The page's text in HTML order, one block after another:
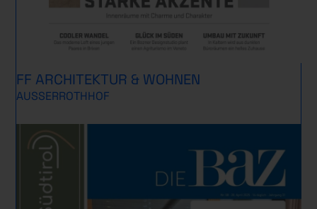
FF ARCHITEKTUR & WOHNEN
AUSSERROTHHOF